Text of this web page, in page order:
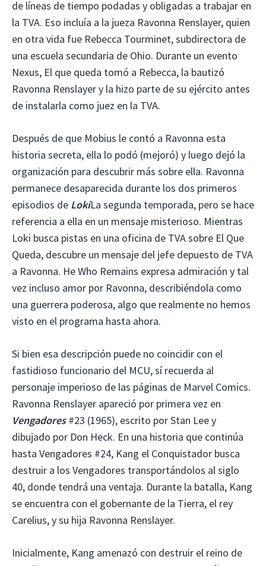
de líneas de tiempo podadas y obligadas a trabajar en
la TVA. Eso incluía a la jueza Ravonna Renslayer, quien
en otra vida fue Rebecca Tourminet, subdirectora de
una escuela secundaria de Ohio. Durante un evento
Nexus, El que queda tomó a Rebecca, la bautizó
Ravonna Renslayer y la hizo parte de su ejército antes
de instalarla como juez en la TVA.
Después de que Mobius le contó a Ravonna esta
historia secreta, ella lo podó (mejoró) y luego dejó la
organización para descubrir más sobre ella. Ravonna
permanece desaparecida durante los dos primeros
episodios de LokiLa segunda temporada, pero se hace
referencia a ella en un mensaje misterioso. Mientras
Loki busca pistas en una oficina de TVA sobre El Que
Queda, descubre un mensaje del jefe depuesto de TVA
a Ravonna. He Who Remains expresa admiración y tal
vez incluso amor por Ravonna, describiéndola como
una guerrera poderosa, algo que realmente no hemos
visto en el programa hasta ahora.
Si bien esa descripción puede no coincidir con el
fastidioso funcionario del MCU, sí recuerda al
personaje imperioso de las páginas de Marvel Comics.
Ravonna Renslayer apareció por primera vez en
Vengadores#23 (1965), escrito por Stan Lee y
dibujado por Don Heck. En una historia que continúa
hasta Vengadores #24, Kang el Conquistador busca
destruir a los Vengadores transportándolos al siglo
40, donde tendrá una ventaja. Durante la batalla, Kang
se encuentra con el gobernante de la Tierra, el rey
Carelius, y su hija Ravonna Renslayer.
Inicialmente, Kang amenazó con destruir el reino de